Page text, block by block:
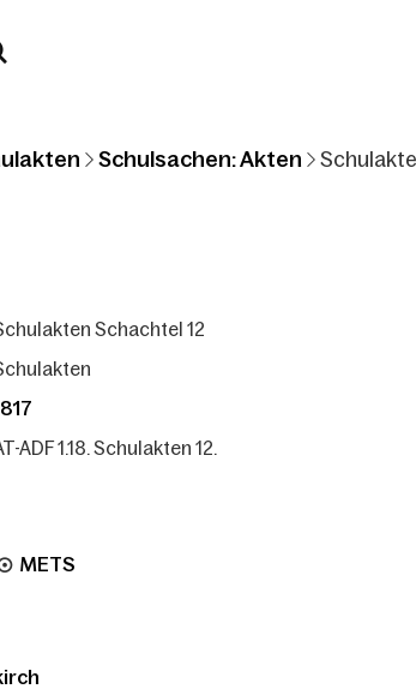
Schulsachen: Akten
Schachtel 12
ADF 1.18. Schulakten 12.
METS